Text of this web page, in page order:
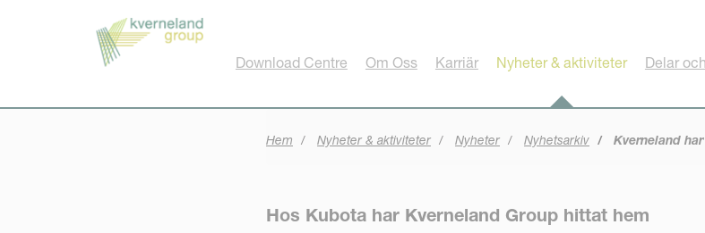
Download Centre Om Oss Karriär Nyheter & aktiviteter Delar
Hem Nyheter & aktiviteter Nyheter Nyhetsarkiv Kverneland
Hos Kubota har Kverneland Group hittat hem